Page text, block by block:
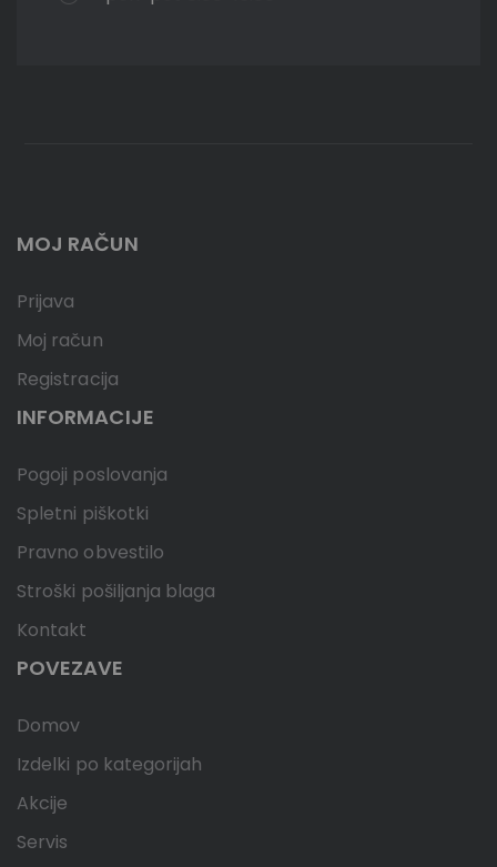
MOJ RAČUN
Prijava
Moj račun
Registracija
INFORMACIJE
Pogoji poslovanja
Spletni piškotki
Pravno obvestilo
Stroški pošiljanja blaga
Kontakt
POVEZAVE
Domov
Izdelki po kategorijah
Akcije
Servis